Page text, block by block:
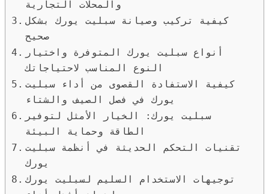
والمحلات التجارية
كيفية تركيب وصيانة سبليت يورك بشكل
صحيح
أنواع سبليت يورك المتوفرة واختيار
النوع المناسب لاحتياجاتك
كيفية الاستفادة القصوى من أداء سبليت
يورك في فصل الصيف والشتاء
سبليت يورك: الخيار الأمثل لتوفير
الطاقة وحماية البيئة
تقنيات التحكم الحديثة في أنظمة سبليت
يورك
توجيهات الاستخدام السليم لسبليت يورك